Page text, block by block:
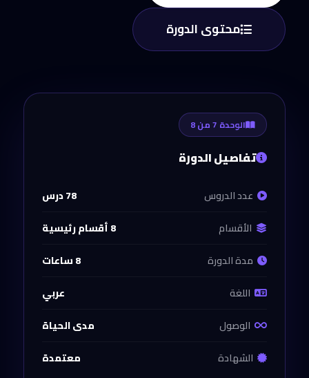
محتوى الدورة
الوحدة 7 من 8
تفاصيل الدورة
عدد الدروس
78 درس
الأقسام
8 أقسام رئيسية
مدة الدورة
8 ساعات
اللغة
عربي
الوصول
مدى الحياة
الشهادة
معتمدة